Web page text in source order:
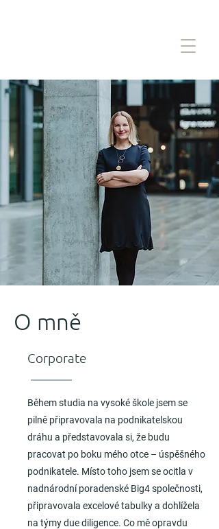
O mně
Corporate
Během studia na vysoké škole jsem se
pilně připravovala na podnikatelskou
dráhu a představovala si, že budu
pracovat po boku mého otce – úspěšného
podnikatele. Místo toho jsem se ocitla v
nadnárodní poradenské Big4 společnosti,
připravovala excelové tabulky a dohlížela
na týmy due diligence. Co mě opravdu